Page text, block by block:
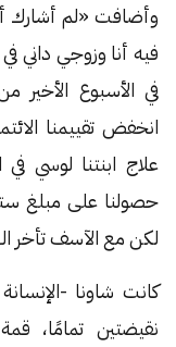
وأضافت «لم أشارك
في الأسبوع
انخفض تقييمنا
علاج ابنتنا لوسي
حصولنا على مبلغ
لكن مع الآسف تأخر
كانت شاونا -
نقيضتين تمامًا،